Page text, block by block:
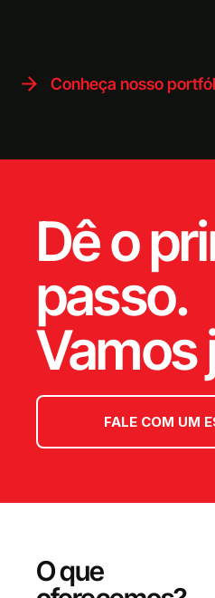
Conheça nosso
Dê o
passo.
Vamos
FALE COM UM
O que